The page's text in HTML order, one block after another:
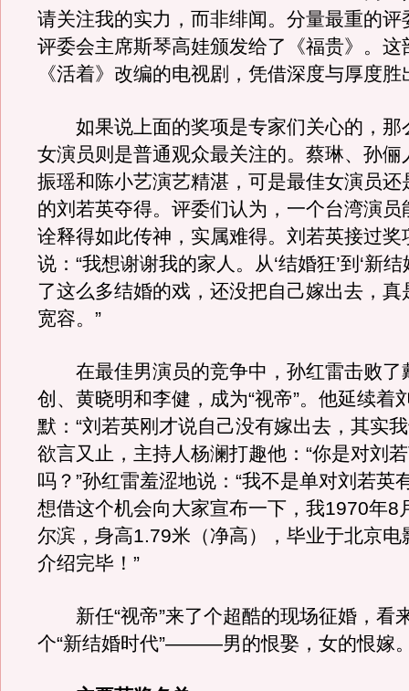
请关注我的实力，而非绯闻。分量最重的评
评委会主席斯琴高娃颁发给了《福贵》。这
《活着》改编的电视剧，凭借深度与厚度胜
如果说上面的奖项是专家们关心的，那
女演员则是普通观众最关注的。蔡琳、孙俪
振瑶和陈小艺演艺精湛，可是最佳女演员还
的刘若英夺得。评委们认为，一个台湾演员
诠释得如此传神，实属难得。刘若英接过奖
说：“我想谢谢我的家人。从‘结婚狂’到‘新
了这么多结婚的戏，还没把自己嫁出去，真
宽容。”
在最佳男演员的竞争中，孙红雷击败了
创、黄晓明和李健，成为“视帝”。他延续着
默：“刘若英刚才说自己没有嫁出去，其实
欲言又止，主持人杨澜打趣他：“你是对刘
吗？”孙红雷羞涩地说：“我不是单对刘若英
想借这个机会向大家宣布一下，我1970年8
尔滨，身高1.79米（净高），毕业于北京电
介绍完毕！”
新任“视帝”来了个超酷的现场征婚，看
个“新结婚时代”———男的恨娶，女的恨嫁